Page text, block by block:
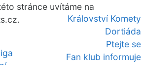
Království Komety
Dortiáda
Ptejte se
Fan klub informuje
stránce uvítáme na